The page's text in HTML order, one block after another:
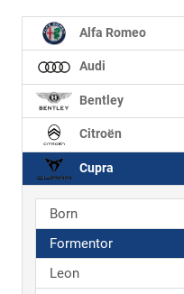
Alfa Romeo
Audi
Bentley
Citroën
Cupra
Born
Formentor
Leon